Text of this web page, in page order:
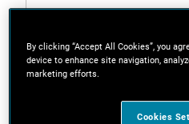
By clicking “Accept All Cookies”, you
device to enhance site navigation,
marketing efforts.
Cookies